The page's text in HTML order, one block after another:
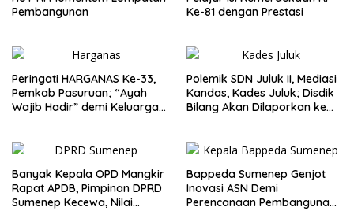
Pembangunan
Ke-81 dengan Prestasi
Peringati HARGANAS Ke-33,
Pemkab Pasuruan; “Ayah
Wajib Hadir” demi Keluarga
Polemik SDN Juluk II, Mediasi
Kandas, Kades Juluk; Disdik
Bilang Akan Dilaporkan ke
Banyak Kepala OPD Mangkir
Rapat APDB, Pimpinan DPRD
Sumenep Kecewa, Nilai
Bappeda Sumenep Genjot
Inovasi ASN Demi
Perencanaan Pembangunan